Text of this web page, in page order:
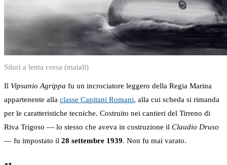
Siluri a lenta corsa (maiali)
Il Vipsanio Agrippa fu un incrociatore leggero della Regia Marina
appartenente alla classe Capitani Romani, alla cui scheda si rimanda
per le caratteristiche tecniche. Costruito nei cantieri del Tirreno di
Riva Trigoso — lo stesso che aveva in costruzione il Claudio Druso
— fu impostato il 28 settembre 1939. Non fu mai varato.